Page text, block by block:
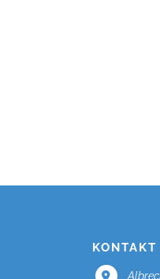
KONTAKT